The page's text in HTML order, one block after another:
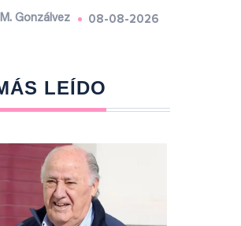
Gonzálvez 08-08-2026
LEÍDO